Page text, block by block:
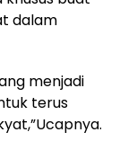
dalam
menjadi
terus